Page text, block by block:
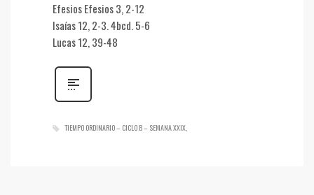
Efesios Efesios 3, 2-12
Isaías 12, 2-3. 4bcd. 5-6
Lucas 12, 39-48
TIEMPO ORDINARIO – CICLO B – SEMANA XXIX